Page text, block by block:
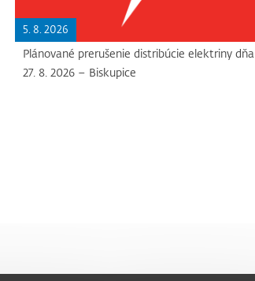
5. 8. 2026
Plánované prerušenie distribúcie elektriny dňa
27. 8. 2026 – Biskupice